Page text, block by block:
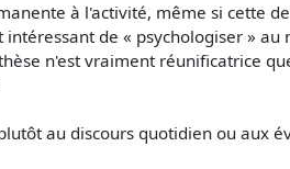
à l'activité, même si cette
intéressant de « psychologiser »
n'est vraiment réunificatrice
au discours quotidien ou aux